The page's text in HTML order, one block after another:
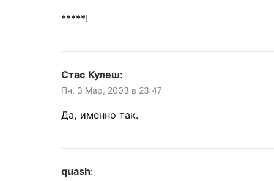
*****!
Стас Кулеш:
Пн, 3 Мар, 2003 в 23:47
Да, именно так.
quash: